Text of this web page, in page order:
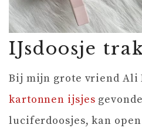
IJsdoosje
Bij mijn grote vriend Ali
kartonnen ijsjes
luciferdoosjes, kan